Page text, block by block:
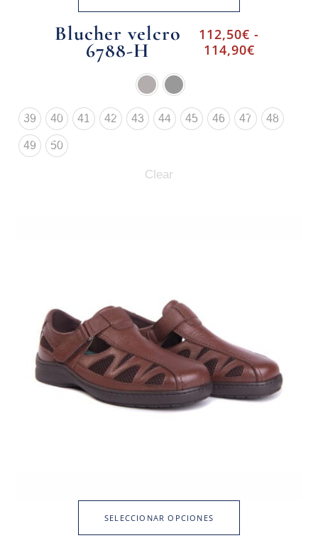
Blucher velcro
6788-H
112,50€ -
114,90€
39 40 41 42 43 44 45 46 47 48
49 50
Clear
SELECCIONAR OPCIONES